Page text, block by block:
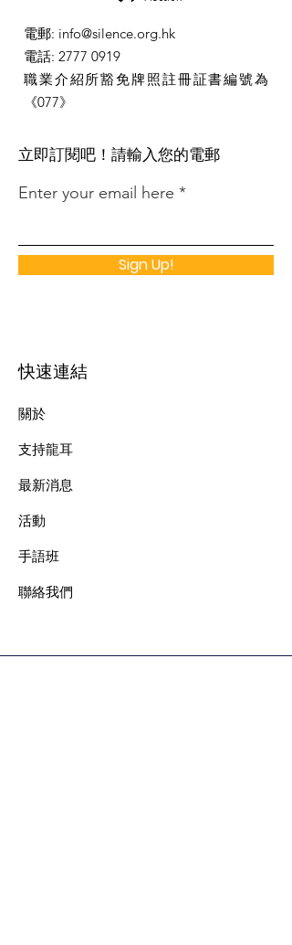
電郵: info@silence.org.hk
電話: 2777 0919
職業介紹所豁免牌照註冊証書編號為
《077》
​立即訂閱吧！請輸入您的電郵
Enter your email here
Sign Up!
快速連結
關於
支持龍耳
最新消息
​活動
手語班
​聯絡我們